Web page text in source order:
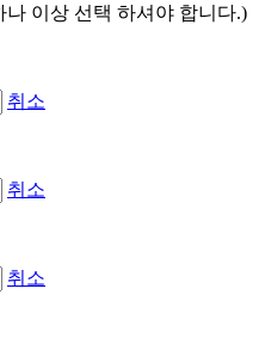
이상 선택 하셔야 합니다.)
취소
취소
취소